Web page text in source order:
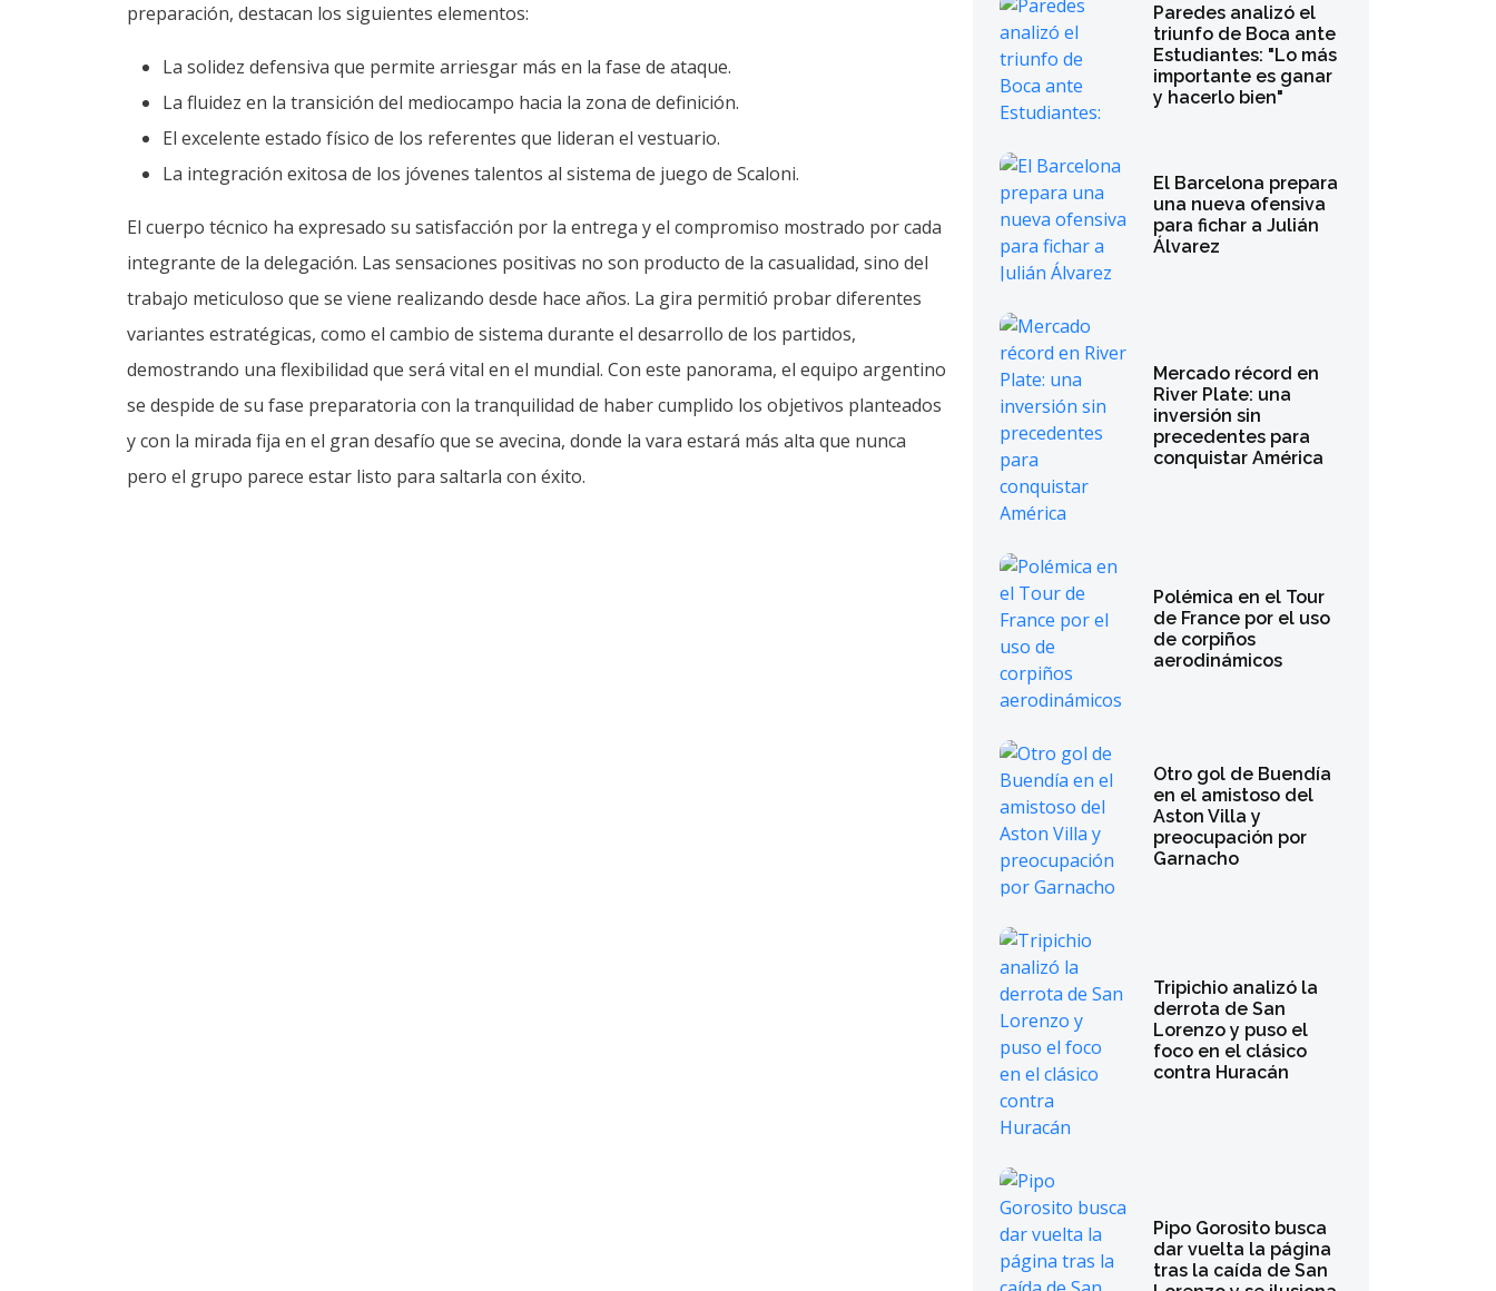
preparación, destacan los siguientes elementos:
La solidez defensiva que permite arriesgar más en la fase de ataque.
La fluidez en la transición del mediocampo hacia la zona de definición.
El excelente estado físico de los referentes que lideran el vestuario.
La integración exitosa de los jóvenes talentos al sistema de juego de Scaloni.
El cuerpo técnico ha expresado su satisfacción por la entrega y el compromiso mostrado por cada
integrante de la delegación. Las sensaciones positivas no son producto de la casualidad, sino del
trabajo meticuloso que se viene realizando desde hace años. La gira permitió probar diferentes
variantes estratégicas, como el cambio de sistema durante el desarrollo de los partidos,
demostrando una flexibilidad que será vital en el mundial. Con este panorama, el equipo argentino
se despide de su fase preparatoria con la tranquilidad de haber cumplido los objetivos planteados
y con la mirada fija en el gran desafío que se avecina, donde la vara estará más alta que nunca
pero el grupo parece estar listo para saltarla con éxito.
Paredes analizó el
triunfo de Boca ante
Estudiantes: "Lo más
importante es ganar
y hacerlo bien"
El Barcelona prepara
una nueva ofensiva
para fichar a Julián
Álvarez
Mercado récord en
River Plate: una
inversión sin
precedentes para
conquistar América
Polémica en el Tour
de France por el uso
de corpiños
aerodinámicos
Otro gol de Buendía
en el amistoso del
Aston Villa y
preocupación por
Garnacho
Tripichio analizó la
derrota de San
Lorenzo y puso el
foco en el clásico
contra Huracán
Pipo Gorosito busca
dar vuelta la página
tras la caída de San